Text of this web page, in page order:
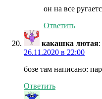
он на все
Ответить
какашка лютая:
26.11.2020 в 22:00
бозе там написано:
Ответить